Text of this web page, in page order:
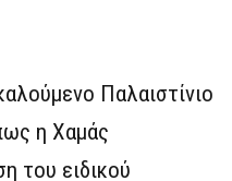
Παλαιστίνιο
η Χαμάς
του ειδικού